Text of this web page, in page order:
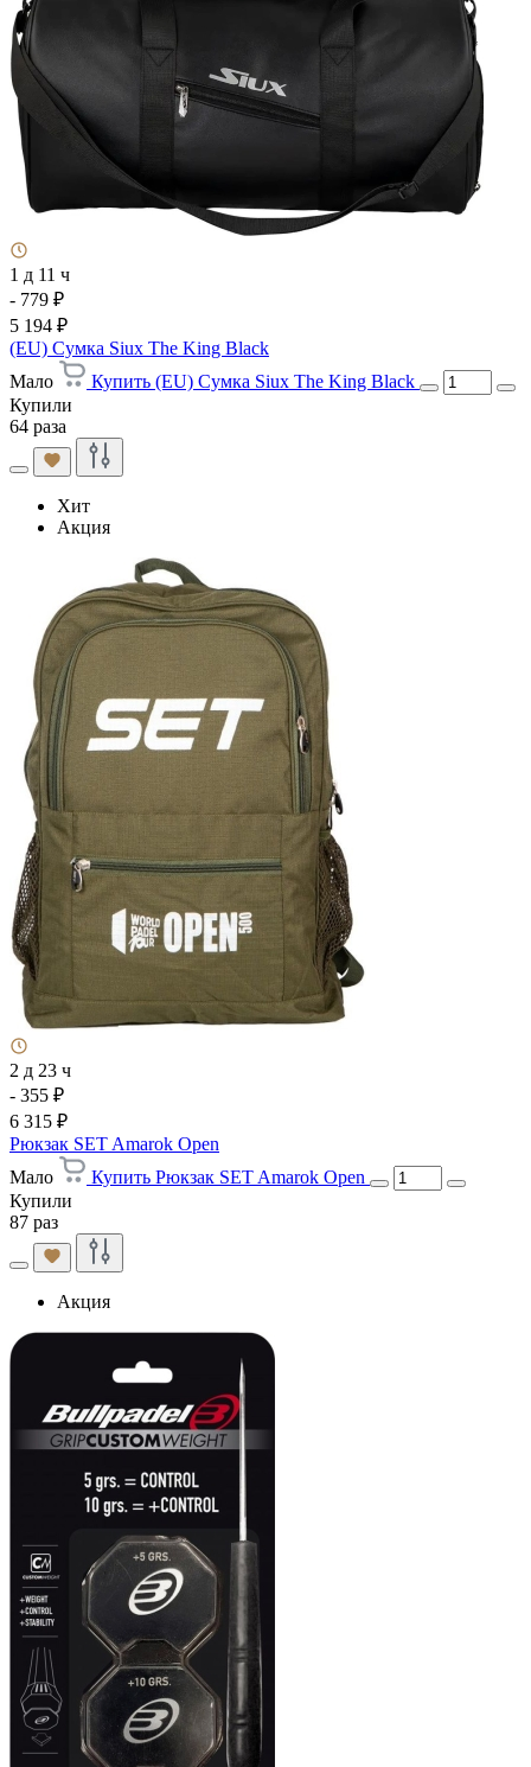
1 д 11 ч
- 779 ₽
5 194 ₽
(EU) Сумка Siux The King Black
Мало
Купить (EU) Сумка Siux The King Black
Купили
64 раза
Хит
Акция
2 д 23 ч
- 355 ₽
6 315 ₽
Рюкзак SET Amarok Open
Мало
Купить Рюкзак SET Amarok Open
Купили
87 раз
Акция